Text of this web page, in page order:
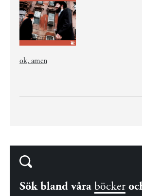
ok, amen
Sök bland våra böcker